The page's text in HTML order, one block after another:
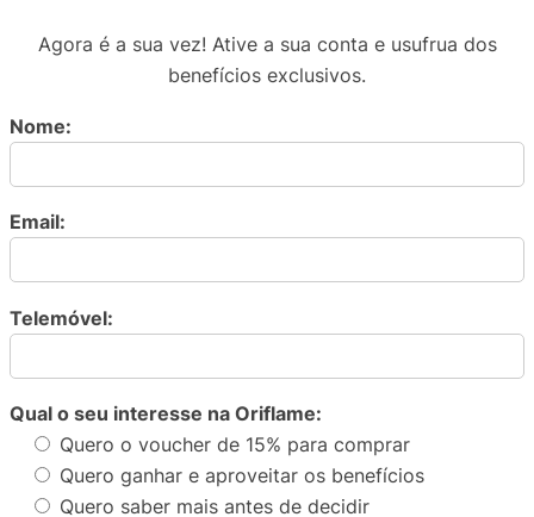
Agora é a sua vez! Ative a sua conta e usufrua dos
benefícios exclusivos.
Nome:
Email:
Telemóvel:
Qual o seu interesse na Oriflame:
Quero o voucher de 15% para comprar
Quero ganhar e aproveitar os benefícios
Quero saber mais antes de decidir